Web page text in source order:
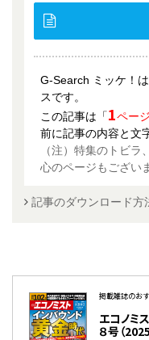
G-Search ミッケ！
スです。
この記事は「1ペー
前に記事の内容と文
（注）特集のトビ
心のページもござい
記事のダウンロード方
掲載雑誌のお
エコノミ
８号（